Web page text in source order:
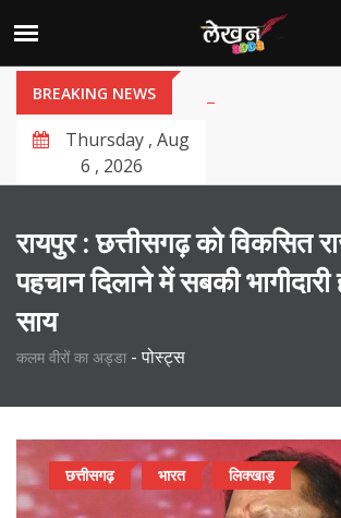
BREAKING NEWS
Thursday , Aug
6 , 2026
रायपुर : छत्तीसगढ़ को विकसित
पहचान दिलाने में सबकी
साय
कलम वीरों का अड्डा - पोस्ट्स
छत्तीसगढ़ भारत लिक्खाड़